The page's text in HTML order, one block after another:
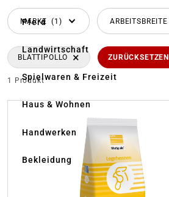
Pferd
Landwirtschaft
Spielwaren & Freizeit
Haus & Wohnen
Handwerken
Bekleidung
MARKE (1) ARBEITSBREITE
BLATTIPOLLO × ZURÜCKSETZEN
1 Produkt